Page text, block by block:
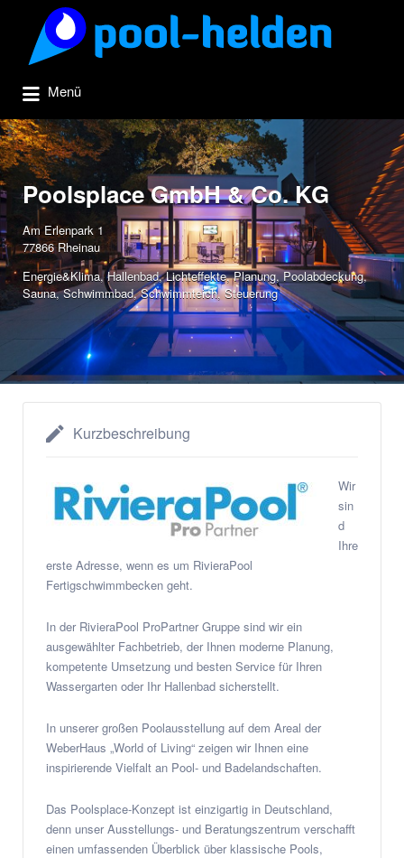
Suchen
nach:
Menü
Poolsplace GmbH & Co. KG
Am Erlenpark 1
77866 Rheinau
Energie&Klima,Hallenbad,Lichteffekte,Planung,Poolabdeckung,
Sauna,Schwimmbad,Schwimmteich,Steuerung
Kurzbeschreibung
Wir
sin
d
Ihre
erste Adresse, wenn es um RivieraPool
Fertigschwimmbecken geht.
In der RivieraPool ProPartner Gruppe sind wir ein
ausgewählter Fachbetrieb, der Ihnen moderne Planung,
kompetente Umsetzung und besten Service für Ihren
Wassergarten oder Ihr Hallenbad sicherstellt.
In unserer großen Poolausstellung auf dem Areal der
WeberHaus „World of Living“ zeigen wir Ihnen eine
inspirierende Vielfalt an Pool- und Badelandschaften.
Das Poolsplace-Konzept ist einzigartig in Deutschland,
denn unser Ausstellungs- und Beratungszentrum verschafft
einen umfassenden Überblick über klassische Pools,